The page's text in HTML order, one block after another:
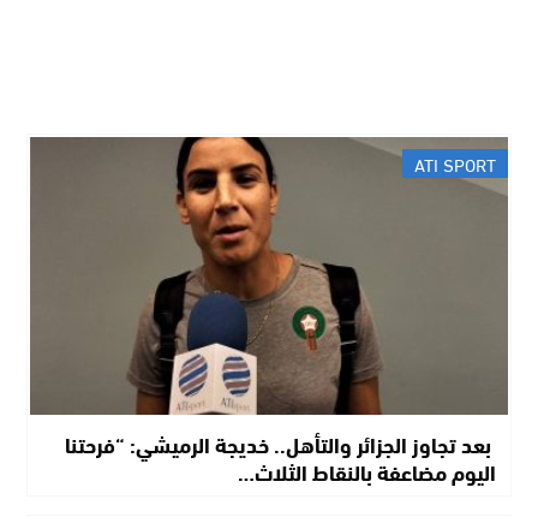
ATI SPORT
​ بعد تجاوز الجزائر والتأهل.. خديجة الرميشي: “فرحتنا
اليوم مضاعفة بالنقاط الثلاث…